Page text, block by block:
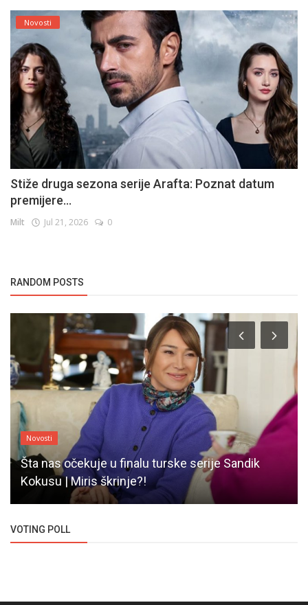
Novosti
Stiže druga sezona serije Arafta: Poznat datum
premijere...
Milt Jul 21, 2026 0
RANDOM POSTS
Novosti
Šta nas očekuje u finalu turske serije Sandik
Kokusu | Miris škrinje?!
VOTING POLL